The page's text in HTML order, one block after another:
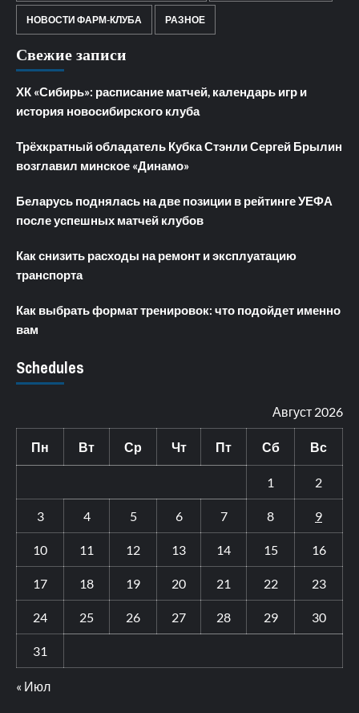
НОВОСТИ ФАРМ-КЛУБА РАЗНОЕ
Свежие записи
ХК «Сибирь»: расписание матчей, календарь игр и
история новосибирского клуба
Трёхкратный обладатель Кубка Стэнли Сергей Брылин
возглавил минское «Динамо»
Беларусь поднялась на две позиции в рейтинге УЕФА
после успешных матчей клубов
Как снизить расходы на ремонт и эксплуатацию
транспорта
Как выбрать формат тренировок: что подойдет именно
вам
Schedules
Август 2026
Пн Вт Ср Чт Пт Сб Вс
1 2
3 4 5 6 7 8 9
10 11 12 13 14 15 16
17 18 19 20 21 22 23
24 25 26 27 28 29 30
31
« Июл